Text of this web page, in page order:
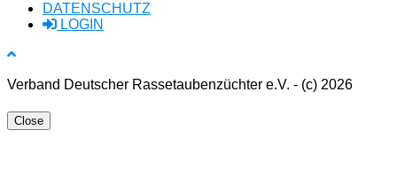
DATENSCHUTZ
LOGIN
Verband Deutscher Rassetaubenzüchter e.V. - (c) 2026
Close